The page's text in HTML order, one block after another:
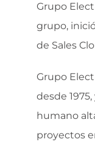
Grupo
grupo,
de Sales
Grupo
desde
humano
proyectos